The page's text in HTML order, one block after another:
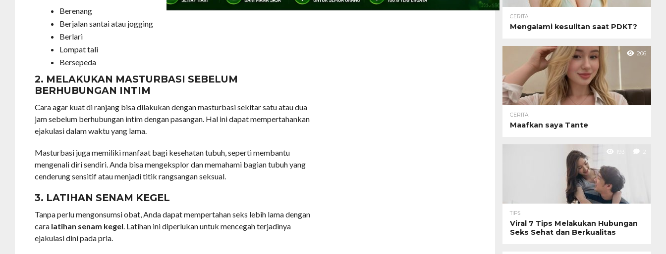
Berenang
Berjalan santai atau jogging
Berlari
Lompat tali
Bersepeda
2. MELAKUKAN MASTURBASI SEBELUM
BERHUBUNGAN INTIM
Cara agar kuat di ranjang bisa dilakukan dengan masturbasi sekitar satu atau dua
jam sebelum berhubungan intim dengan pasangan. Hal ini dapat mempertahankan
ejakulasi dalam waktu yang lama.
Masturbasi juga memiliki manfaat bagi kesehatan tubuh, seperti membantu
mengenali diri sendiri. Anda bisa mengeksplor dan memahami bagian tubuh yang
cenderung sensitif atau menjadi titik rangsangan seksual.
3. LATIHAN SENAM KEGEL
Tanpa perlu mengonsumsi obat, Anda dapat mempertahan seks lebih lama dengan
cara latihan senam kegel. Latihan ini diperlukan untuk mencegah terjadinya
ejakulasi dini pada pria.
CERITA
Mengalami kesulitan saat PDKT?
206
CERITA
Maafkan saya Tante
193 2
TIPS
Viral 7 Tips Melakukan Hubungan
Seks Sehat dan Berkualitas